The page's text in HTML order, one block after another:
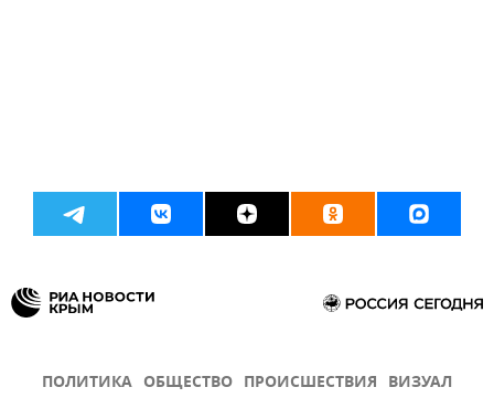
ПОЛИТИКА ОБЩЕСТВО ПРОИСШЕСТВИЯ ВИЗУАЛ